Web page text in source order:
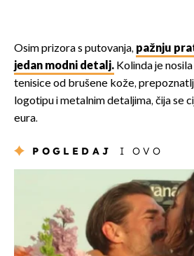
Osim prizora s putovanja, pažnju
jedan modni detalj. Kolinda je
tenisice od brušene kože,
logotipu i metalnim detaljima, čija se
eura.
POGLEDAJ I OVO